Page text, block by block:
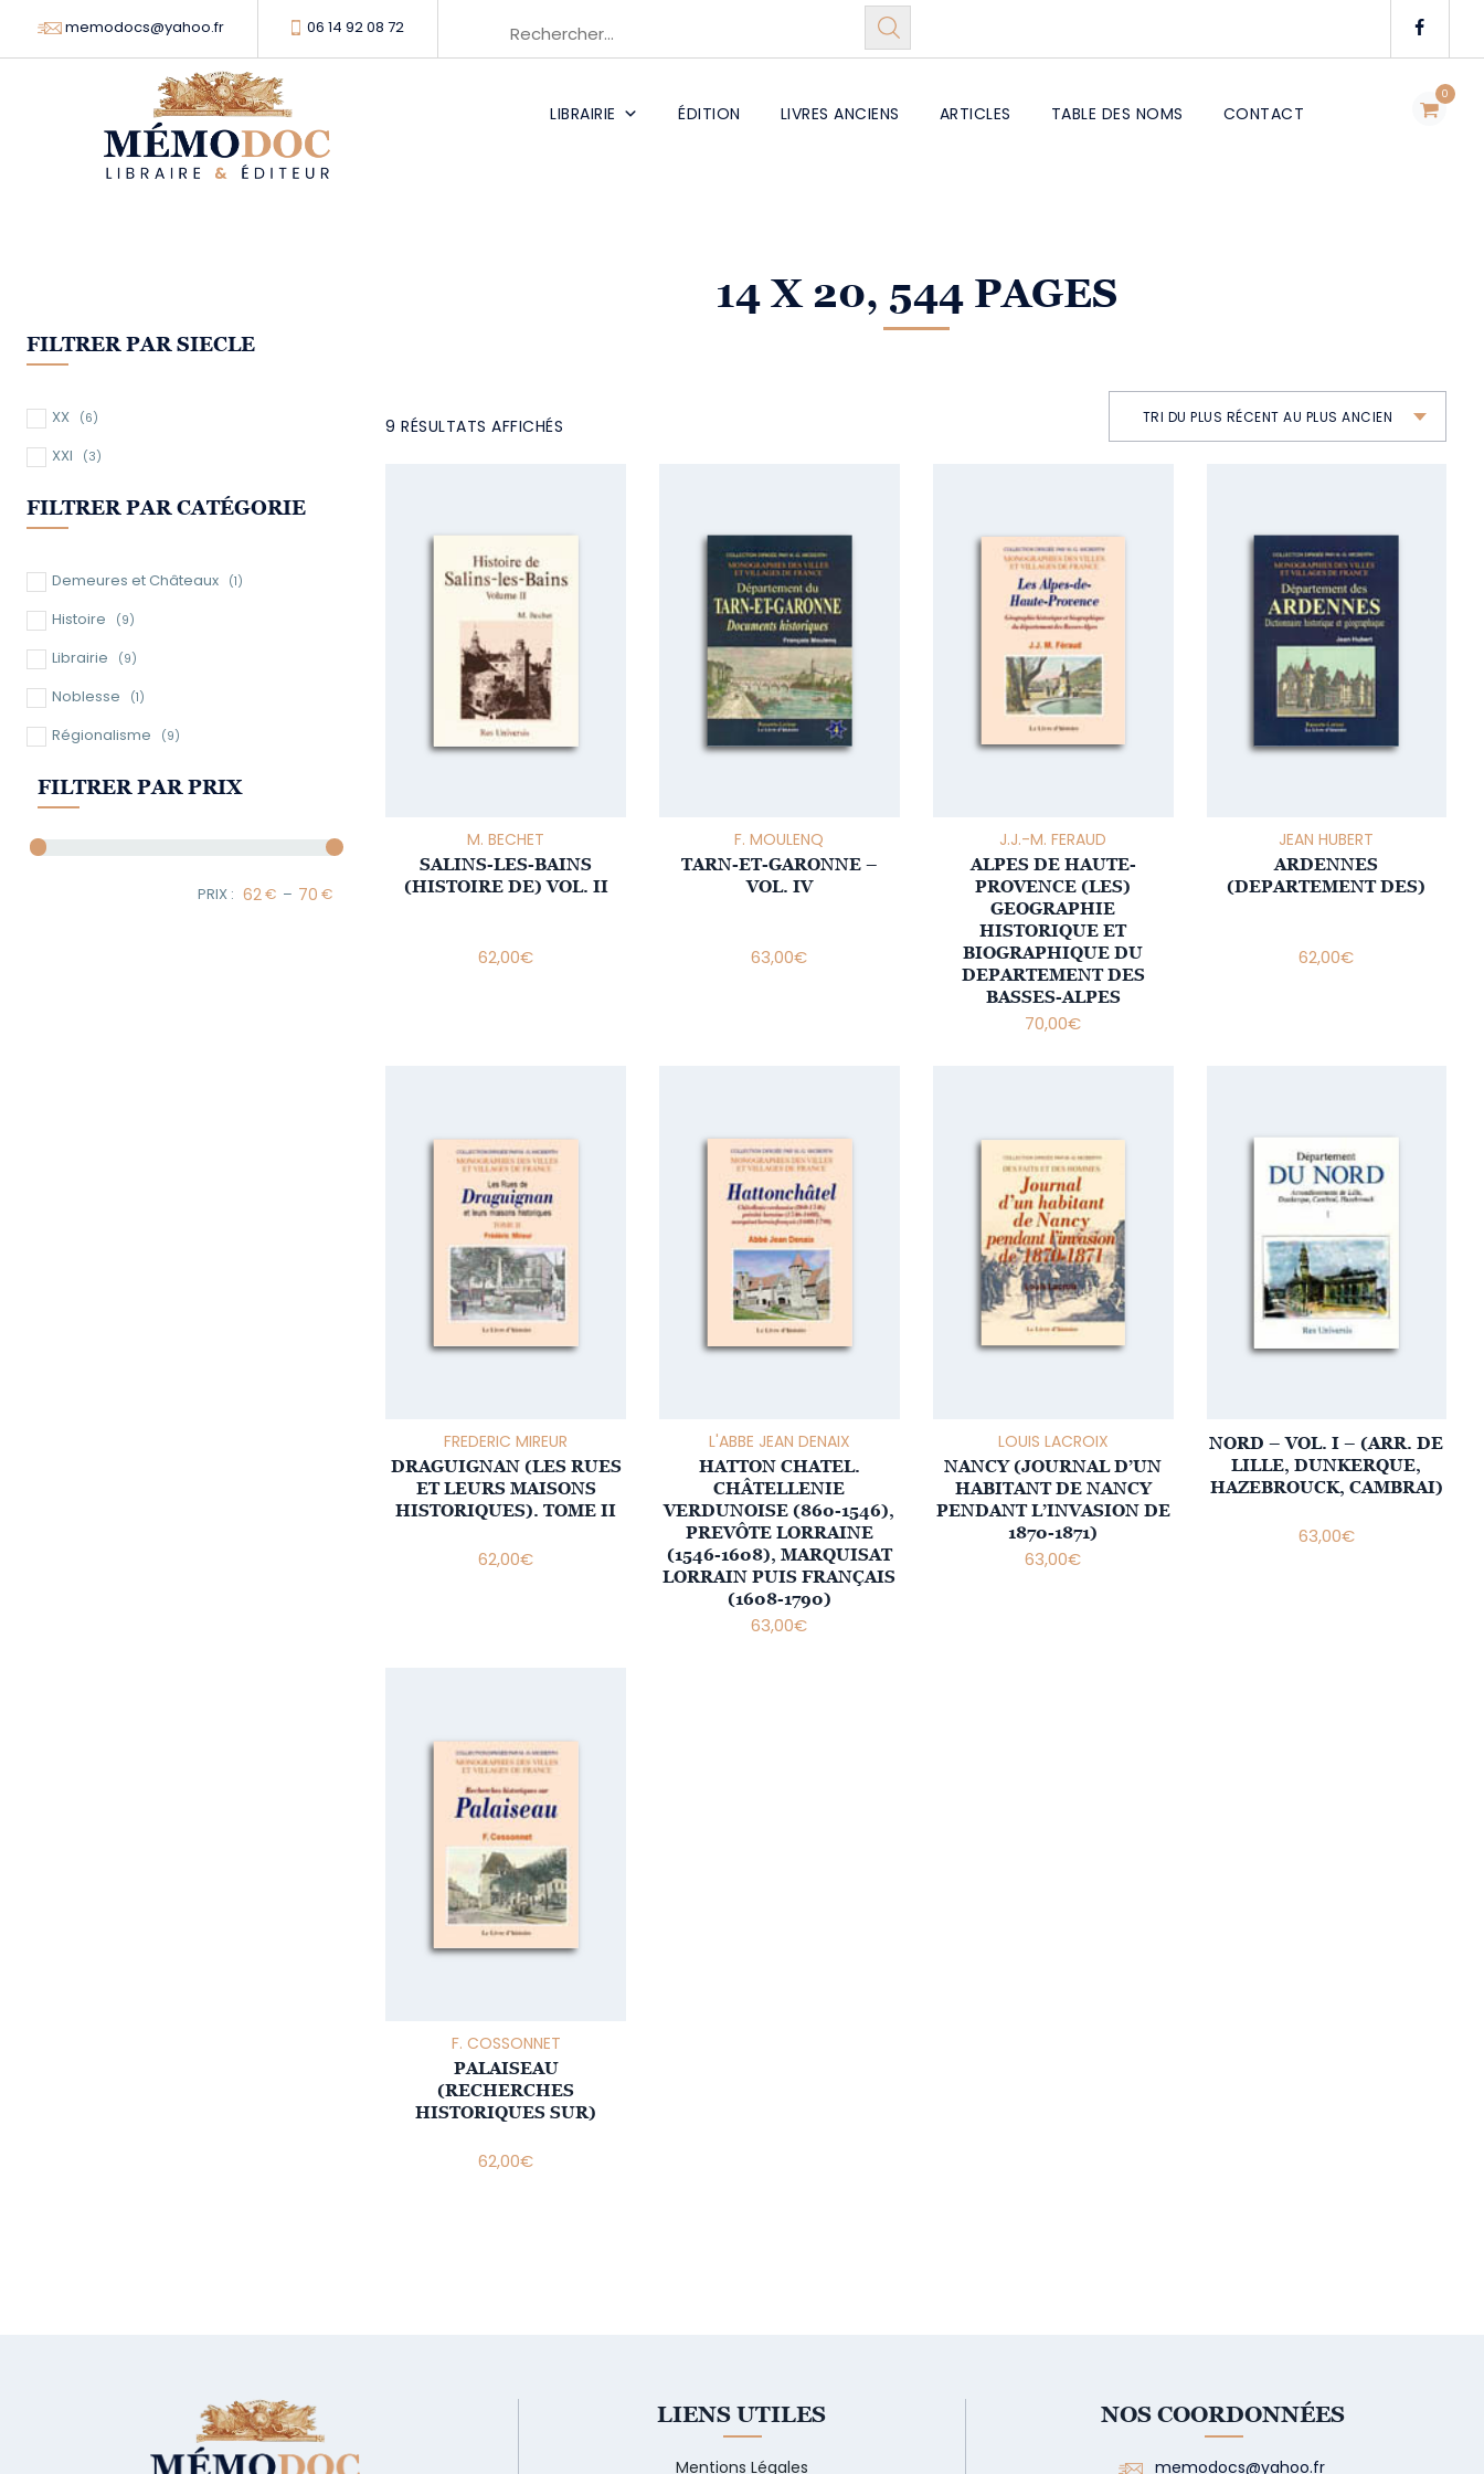
memodocs@yahoo.fr 06 14 92 08 72
0
LIBRAIRIE ÉDITION LIVRES ANCIENS ARTICLES TABLE DES NOMS CONTACT
14 X 20, 544 PAGES
9 RÉSULTATS AFFICHÉS TRI DU PLUS RÉCENT AU PLUS ANCIEN
M. BECHET
SALINS-LES-BAINS
(HISTOIRE DE) VOL. II
62,00€
F. MOULENQ
TARN-ET-GARONNE –
VOL. IV
63,00€
J.J.-M. FERAUD
ALPES DE HAUTE-
PROVENCE (LES)
GEOGRAPHIE
HISTORIQUE ET
BIOGRAPHIQUE DU
DEPARTEMENT DES
BASSES-ALPES
70,00€
JEAN HUBERT
ARDENNES
(DEPARTEMENT DES)
62,00€
FREDERIC MIREUR
DRAGUIGNAN (LES RUES
ET LEURS MAISONS
HISTORIQUES). TOME II
62,00€
L'ABBE JEAN DENAIX
HATTON CHATEL.
CHÂTELLENIE
VERDUNOISE (860-1546),
PREVÔTE LORRAINE
(1546-1608), MARQUISAT
LORRAIN PUIS FRANÇAIS
(1608-1790)
63,00€
LOUIS LACROIX
NANCY (JOURNAL D’UN
HABITANT DE NANCY
PENDANT L’INVASION DE
1870-1871)
63,00€
NORD – VOL. I – (ARR. DE
LILLE, DUNKERQUE,
HAZEBROUCK, CAMBRAI)
63,00€
F. COSSONNET
PALAISEAU
(RECHERCHES
HISTORIQUES SUR)
62,00€
FILTRER PAR SIECLE
XX (6)
XXI (3)
FILTRER PAR CATÉGORIE
Demeures et Châteaux (1)
Histoire (9)
Librairie (9)
Noblesse (1)
Régionalisme (9)
FILTRER PAR PRIX
Minimum Price
–
Maximum Price
LIENS UTILES
Mentions Légales
NOS COORDONNÉES
memodocs@yahoo.fr